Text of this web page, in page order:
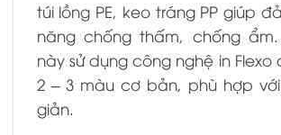
túi lồng PE, keo tráng PP giúp
năng chống thấm, chống
này sử dụng công nghệ in
2 – 3 màu cơ bản, phù hợp
giản.